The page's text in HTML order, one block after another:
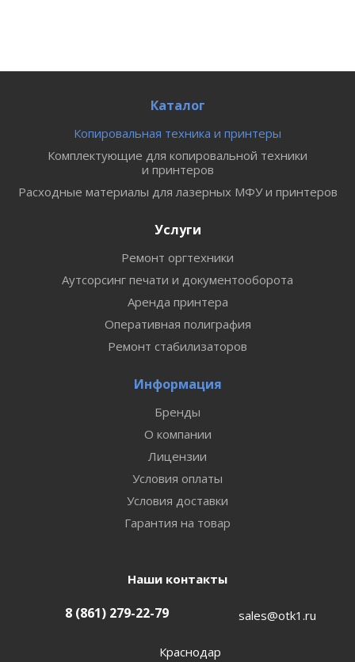
Каталог
Копировальная техника и принтеры
Комплектующие для копировальной техники
и принтеров
Расходные материалы для лазерных МФУ и принтеров
Услуги
Ремонт оргтехники
Аутсорсинг печати и документооборота
Аренда принтера
Оперативная полиграфия
Ремонт стабилизаторов
Информация
Бренды
О компании
Лицензии
Условия оплаты
Условия доставки
Гарантия на товар
Наши контакты
8 (861) 279-22-79 sales@otk1.ru
Краснодар